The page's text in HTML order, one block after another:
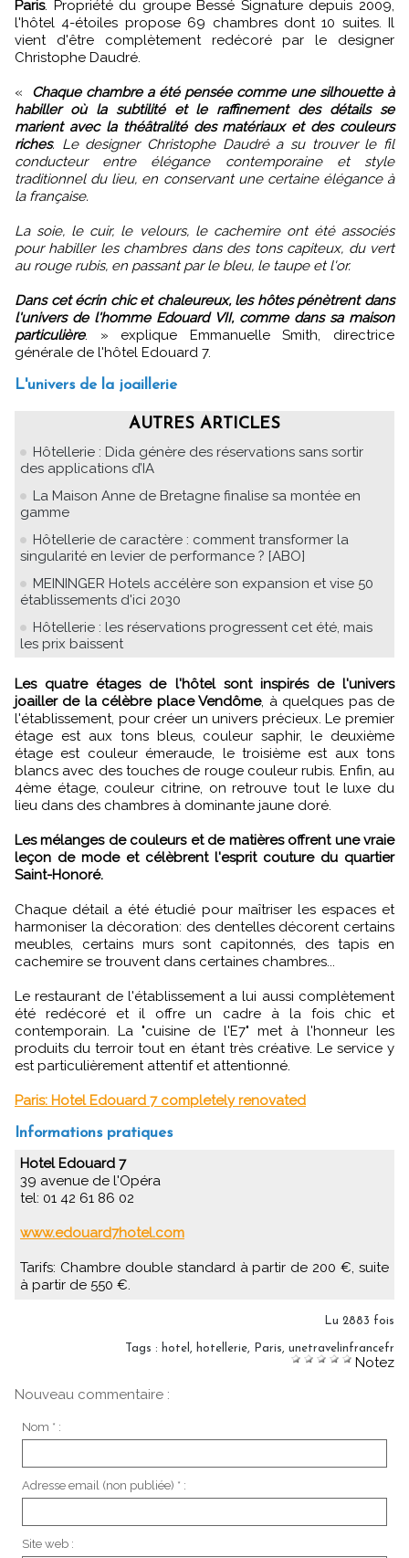
Paris. Propriété du groupe Bessé Signature depuis 2009,
l'hôtel 4-étoiles propose 69 chambres dont 10 suites. Il
vient d'être complètement redécoré par le designer
Christophe Daudré.
«
Chaque chambre a été pensée comme une silhouette à
habiller où la subtilité et le raffinement des détails se
marient avec la théâtralité des matériaux et des couleurs
riches. Le designer Christophe Daudré a su trouver le fil
conducteur entre élégance contemporaine et style
traditionnel du lieu, en conservant une certaine élégance à
la française.
La soie, le cuir, le velours, le cachemire ont été associés
pour habiller les chambres dans des tons capiteux, du vert
au rouge rubis, en passant par le bleu, le taupe et l'or.
Dans cet écrin chic et chaleureux, les hôtes pénètrent dans
l'univers de l'homme Edouard VII, comme dans sa maison
particulière. » explique Emmanuelle Smith, directrice
générale de l'hôtel Edouard 7.
L'univers de la joaillerie
AUTRES ARTICLES
Hôtellerie : Dida génère des réservations sans sortir
des applications d’IA
La Maison Anne de Bretagne finalise sa montée en
gamme
Hôtellerie de caractère : comment transformer la
singularité en levier de performance ? [ABO]
MEININGER Hotels accélère son expansion et vise 50
établissements d'ici 2030
Hôtellerie : les réservations progressent cet été, mais
les prix baissent
Les quatre étages de l'hôtel sont inspirés de l'univers
joailler de la célèbre place Vendôme, à quelques pas de
l'établissement, pour créer un univers précieux. Le premier
étage est aux tons bleus, couleur saphir, le deuxième
étage est couleur émeraude, le troisième est aux tons
blancs avec des touches de rouge couleur rubis. Enfin, au
4ème étage, couleur citrine, on retrouve tout le luxe du
lieu dans des chambres à dominante jaune doré.
Les mélanges de couleurs et de matières offrent une vraie
leçon de mode et célèbrent l'esprit couture du quartier
Saint-Honoré.
Chaque détail a été étudié pour maîtriser les espaces et
harmoniser la décoration: des dentelles décorent certains
meubles, certains murs sont capitonnés, des tapis en
cachemire se trouvent dans certaines chambres...
Le restaurant de l'établissement a lui aussi complètement
été redécoré et il offre un cadre à la fois chic et
contemporain. La "cuisine de l'E7" met à l'honneur les
produits du terroir tout en étant très créative. Le service y
est particulièrement attentif et attentionné.
Paris: Hotel Edouard 7 completely renovated
Informations pratiques
Hotel Edouard 7
39 avenue de l'Opéra
tel: 01 42 61 86 02
www.edouard7hotel.com
Tarifs: Chambre double standard à partir de 200 €, suite
à partir de 550 €.
Lu 2883 fois
Tags : hotel , hotellerie, Paris, unetravelinfrancefr
Notez
Nouveau commentaire :
Nom * :
Adresse email (non publiée) * :
Site web :